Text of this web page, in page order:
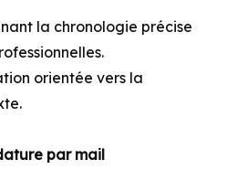
la chronologie précise
orientée vers la
par mail